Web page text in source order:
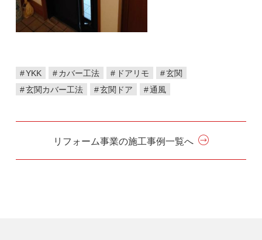
YKK カバー工法 ドアリモ
玄関
玄関カバー工法
玄関ドア 通風
リフォーム事業の施工事例一覧へ